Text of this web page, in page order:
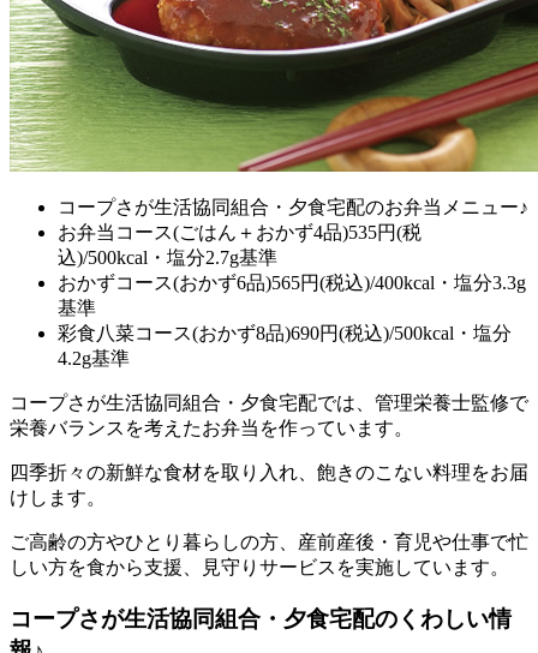
コープさが生活協同組合・夕食宅配のお弁当メニュー♪
お弁当コース(ごはん＋おかず4品)535円(税
込)/500kcal・塩分2.7g基準
おかずコース(おかず6品)565円(税込)/400kcal・塩分3.3g
基準
彩食八菜コース(おかず8品)690円(税込)/500kcal・塩分
4.2g基準
コープさが生活協同組合・夕食宅配では、管理栄養士監修で
栄養バランスを考えたお弁当を作っています。
四季折々の新鮮な食材を取り入れ、飽きのこない料理をお届
けします。
ご高齢の方やひとり暮らしの方、産前産後・育児や仕事で忙
しい方を食から支援、見守りサービスを実施しています。
コープさが生活協同組合・夕食宅配のくわしい情